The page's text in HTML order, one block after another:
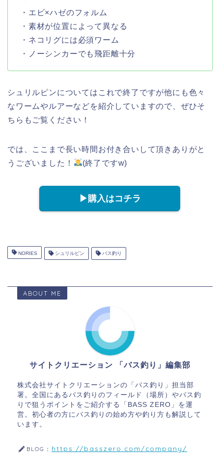
・エビ×ハゼのフォルム
・素材が位置によって異なる
・ネコリグには必須ワーム
・ノーシンカーでも飛距離十分
シュリルピンについてはこれで終了ですが他にも色々
なワームやルアーなどを紹介していますので、ぜひそ
ちらもご覧ください！
では、ここまで長い時間お付き合いして頂きありがと
うございました！
(終了ですw)
▶︎購入はコチラ
NORIES シュリルピン バス釣り
ABOUT ME
サイトクリエーション 「バス釣り」編集部
株式会社サイトクリエーションの「バス釣り」担当部
署。全国にあるバス釣りのフィールド（場所）やバス釣
りで狙うポイントをご紹介する「BASS ZERO」を運
営。初心者の方にバス釣りの始め方や釣り方も解説して
います。
BLOG： https://basszero.com/company/